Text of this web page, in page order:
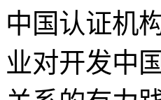
中国认证机
业对开发中